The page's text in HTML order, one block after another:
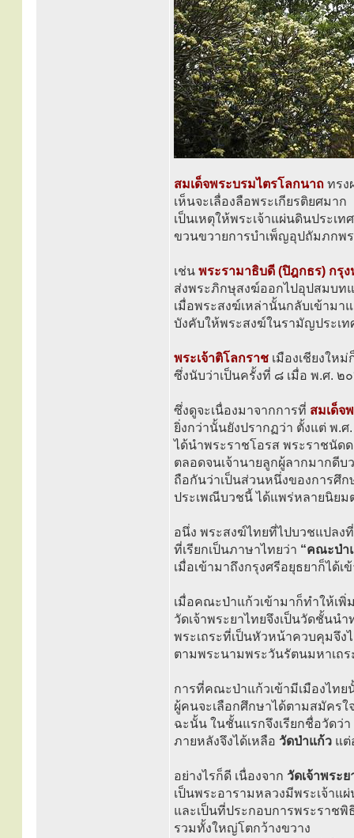
สมเด็จพระบรมไตรโลกนาถ ทรง
เห็นจะเลื่องลือพระเกียรติยศมาก
เป็นเหตุให้พระเจ้าแผ่นดินประเท
ขวนขวายการบำเพ็ญอุปถัมภกพร
เช่น พระรามาธิบดี (ปิฎกธร) กรุง
ส่งพระภิกษุสงฆ์ออกไปอุปสมบท
เมื่อพระสงฆ์เหล่านั้นกลับเข้ามา
บังคับให้พระสงฆ์ในรามัญประเ
พระเจ้าติโลกราช เมืองเชียงให
ซึ่งนับว่าเป็นครั้งที่ ๘ เมื่อ พ.ศ. ๒
ซึ่งดูจะเนื่องมาจากการที่ สมเด็จ
ยิ่งกว่านั้นยังปรากฏว่า ตั้งแต่ พ.
ได้นำพระราชโอรส พระราชนัด
ตลอดจนเจ้านายลูกผู้ลากมากดี
ถือกันว่าเป็นส่วนหนึ่งของการศึก
ประเพณีบวชนี้ ได้แพร่หลายนิย
อนึ่ง พระสงฆ์ไทยที่ไปบวชแปลง
ที่เรียกเป็นภาษาไทยว่า “คณะป่า
เมื่อเข้ามาถึงกรุงศรีอยุธยาก็ได้
เมื่อคณะป่าแก้วเข้ามาก็ทำให้เ
วัดเจ้าพระยาไทยจึงเป็นวัดชั้นน
พระเถระที่เป็นหัวหน้าควบคุมจึง
ตามพระนามพระวันรัตนมหาเถร
การที่คณะป่าแก้วเข้ามีเมืองไท
ผู้คนจะเลือกศึกษาได้ตามสมัคร
ฉะนั้น ในชั้นแรกจึงเรียกชื่อวัดว่า
ภายหลังจึงได้เหลือ วัดป่าแก้ว แต่
อย่างไรก็ดี เนื่องจาก วัดเจ้าพระย
เป็นพระอารามหลวงมีพระเจ้าแ
และเป็นที่ประกอบการพระราชพิ
รวมทั้งใหญ่โตกว้างขวาง